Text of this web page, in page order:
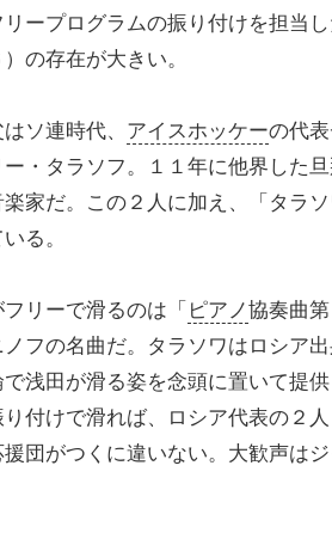
ープログラムの振り付けを担当し
の存在が大きい。
ソ連時代、 アイスホッケーの代
・タラソフ。１１年に他界した
家だ。この２人に加え、「タラ
る。
リーで滑るのは「 ピアノ協奏曲
フの名曲だ。タラソワはロシア
で浅田が滑る姿を念頭に置いて提
付けで滑れば、ロシア代表の２
援団がつくに違いない。大歓声は